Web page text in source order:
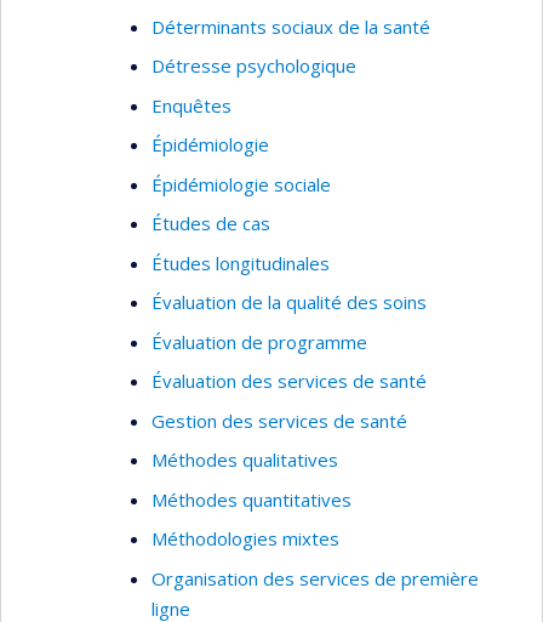
Déterminants sociaux de la santé
Détresse psychologique
Enquêtes
Épidémiologie
Épidémiologie sociale
Études de cas
Études longitudinales
Évaluation de la qualité des soins
Évaluation de programme
Évaluation des services de santé
Gestion des services de santé
Méthodes qualitatives
Méthodes quantitatives
Méthodologies mixtes
Organisation des services de première
ligne